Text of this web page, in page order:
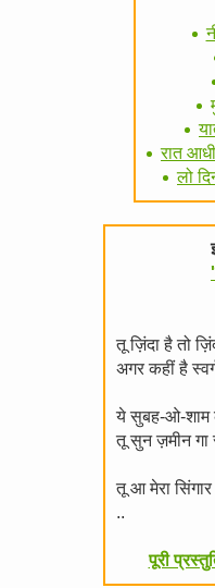
रात
लो
तू ज़िंदा है तो
अगर कहीं है
ये सुबह-ओ-शाम
तू सुन ज़मीन
तू आ मेरा
..
पूरी